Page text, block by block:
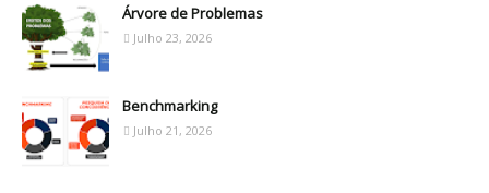
Árvore de Problemas
Julho 23, 2026
Benchmarking
Julho 21, 2026